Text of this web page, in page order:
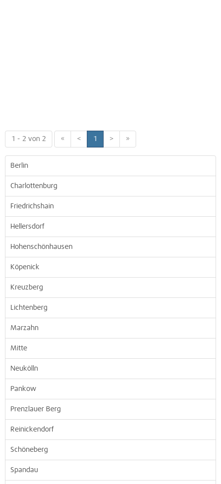
1 - 2 von 2 « < 1 > »
Berlin
Charlottenburg
Friedrichshain
Hellersdorf
Hohenschönhausen
Köpenick
Kreuzberg
Lichtenberg
Marzahn
Mitte
Neukölln
Pankow
Prenzlauer Berg
Reinickendorf
Schöneberg
Spandau